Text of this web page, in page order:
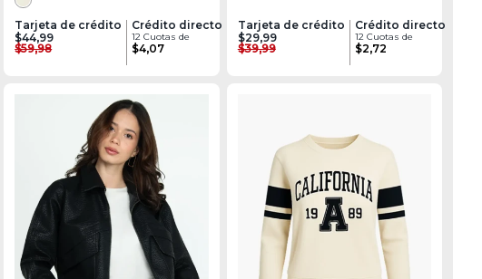
Tarjeta de crédito
$44,99
$59,98
Crédito directo
12 Cuotas de
$4,07
Tarjeta de crédito
$29,99
$39,99
Crédito directo
12 Cuotas de
$2,72